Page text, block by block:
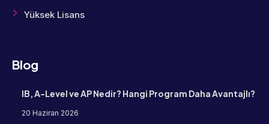
Yüksek Lisans
Blog
IB, A-Level ve AP Nedir? Hangi Program Daha Avantajlı?
20 Haziran 2026